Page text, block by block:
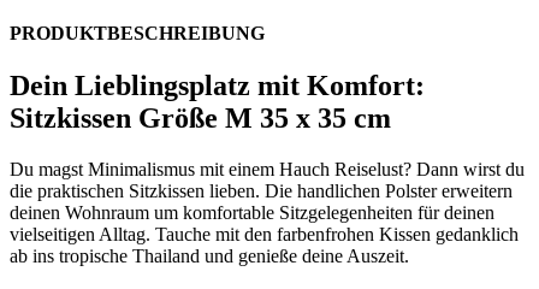
PRODUKTBESCHREIBUNG
Dein Lieblingsplatz mit Komfort:
Sitzkissen Größe M 35 x 35 cm
Du magst Minimalismus mit einem Hauch Reiselust? Dann wirst du
die praktischen Sitzkissen lieben. Die handlichen Polster erweitern
deinen Wohnraum um komfortable Sitzgelegenheiten für deinen
vielseitigen Alltag. Tauche mit den farbenfrohen Kissen gedanklich
ab ins tropische Thailand und genieße deine Auszeit.